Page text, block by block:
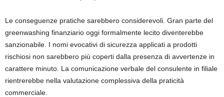
Le conseguenze pratiche sarebbero considerevoli. Gran parte del
greenwashing finanziario oggi formalmente lecito diventerebbe
sanzionabile. I nomi evocativi di sicurezza applicati a prodotti
rischiosi non sarebbero più coperti dalla presenza di avvertenze in
carattere minuto. La comunicazione verbale del consulente in filiale
rientrerebbe nella valutazione complessiva della praticità
commerciale.